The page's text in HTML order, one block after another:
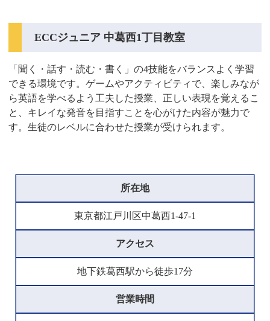
ECCジュニア 中葛西1丁目教室
「聞く・話す・読む・書く」の4技能をバランスよく学習
できる環境です。ゲームやアクティビティで、楽しみなが
ら英語を学べるよう工夫した授業、正しい表現を覚えるこ
と、キレイな発音を目指すことを心がけた内容が魅力で
す。生徒のレベルに合わせた授業が受けられます。
所在地
東京都江戸川区中葛西1-47-1
アクセス
地下鉄葛西駅から徒歩17分
営業時間